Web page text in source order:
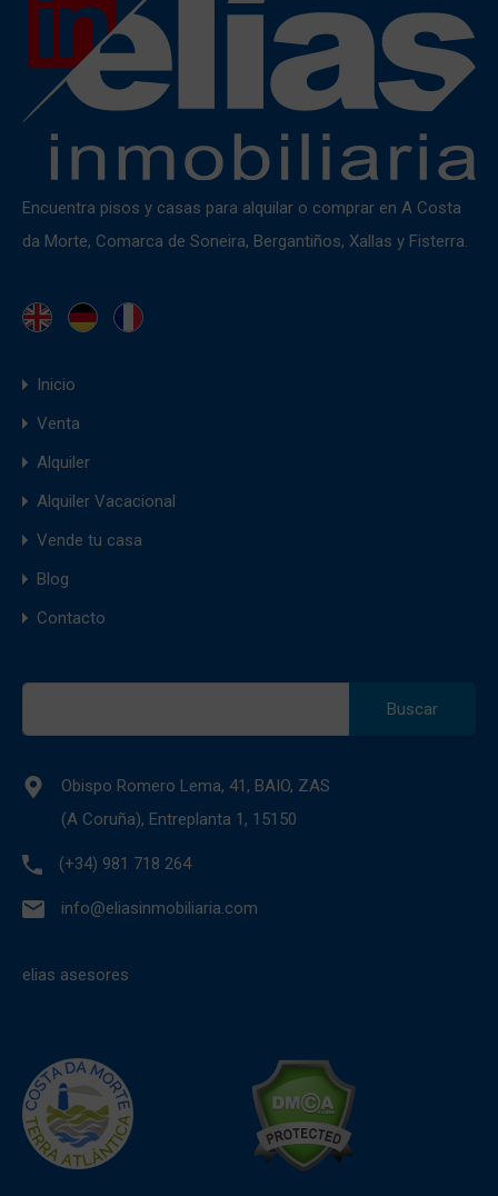
Encuentra pisos y casas para alquilar o comprar en A Costa
da Morte, Comarca de Soneira, Bergantiños, Xallas y Fisterra.
Inicio
Venta
Alquiler
Alquiler Vacacional
Vende tu casa
Blog
Contacto
Obispo Romero Lema, 41, BAIO, ZAS
(A Coruña), Entreplanta 1, 15150
(+34) 981 718 264
info@eliasinmobiliaria.com
elias asesores